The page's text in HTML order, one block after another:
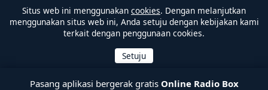
Situs web ini menggunakan cookies. Dengan melanjutkan
menggunakan situs web ini, Anda setuju dengan kebijakan kami
terkait dengan penggunaan cookies.
Pasang aplikasi bergerak gratis Online Radio Box